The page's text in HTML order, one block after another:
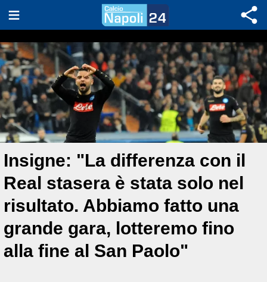
Insigne: "La differenza con il
Real stasera è stata solo nel
risultato. Abbiamo fatto una
grande gara, lotteremo fino
alla fine al San Paolo"